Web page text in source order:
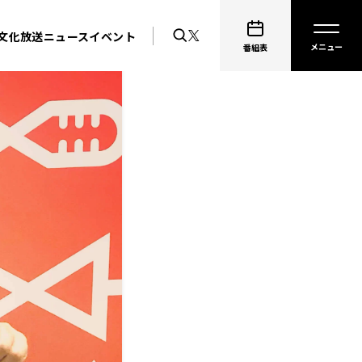
化放送ニュースイベント
番組表